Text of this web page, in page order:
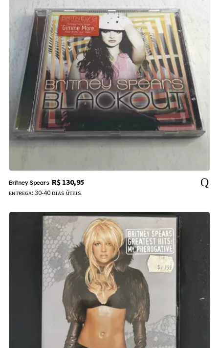
Britney Spears R$130,95
ᴇɴᴛʀᴇɢᴀ: 30-40 ᴅɪᴀs úᴛᴇɪs.